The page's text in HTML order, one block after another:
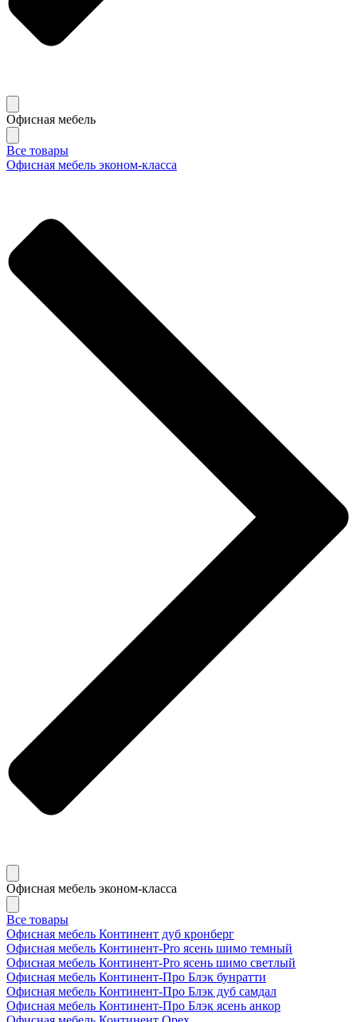
Офисная мебель
Все товары
Офисная мебель эконом-класса
Офисная мебель эконом-класса
Все товары
Офисная мебель Континент дуб кронберг
Офисная мебель Континент-Pro ясень шимо темный
Офисная мебель Континент-Pro ясень шимо светлый
Офисная мебель Континент-Про Блэк бунратти
Офисная мебель Континент-Про Блэк дуб самдал
Офисная мебель Континент-Про Блэк ясень анкор